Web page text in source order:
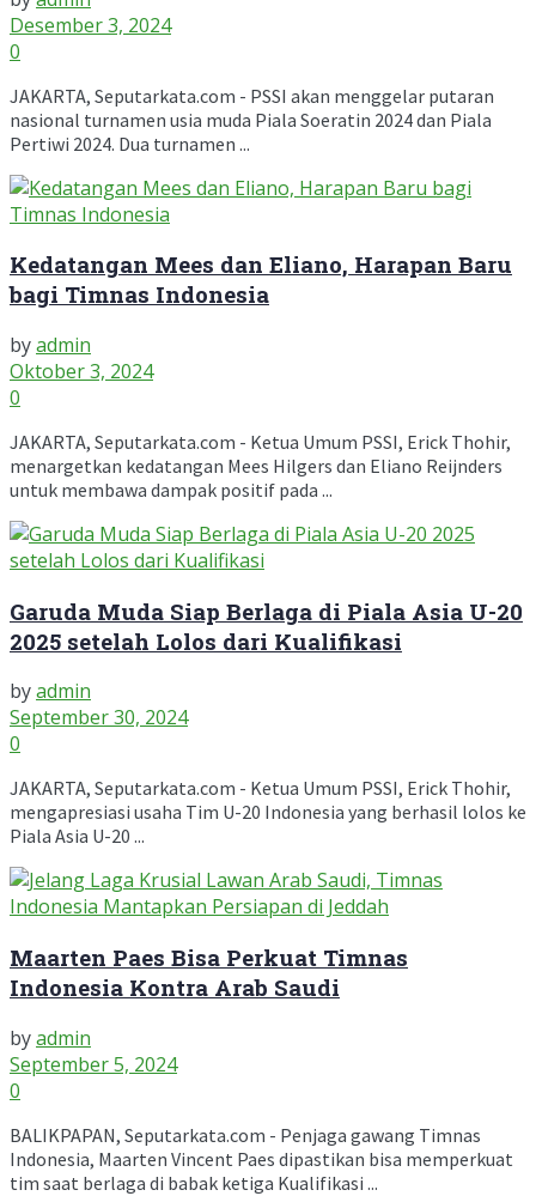
Desember 3, 2024
0
JAKARTA, Seputarkata.com - PSSI akan menggelar putaran
nasional turnamen usia muda Piala Soeratin 2024 dan Piala
Pertiwi 2024. Dua turnamen ...
Kedatangan Mees dan Eliano, Harapan Baru
bagi Timnas Indonesia
byadmin
Oktober 3, 2024
0
JAKARTA, Seputarkata.com - Ketua Umum PSSI, Erick Thohir,
menargetkan kedatangan Mees Hilgers dan Eliano Reijnders
untuk membawa dampak positif pada ...
Garuda Muda Siap Berlaga di Piala Asia U-20
2025 setelah Lolos dari Kualifikasi
byadmin
September 30, 2024
0
JAKARTA, Seputarkata.com - Ketua Umum PSSI, Erick Thohir,
mengapresiasi usaha Tim U-20 Indonesia yang berhasil lolos ke
Piala Asia U-20 ...
Maarten Paes Bisa Perkuat Timnas
Indonesia Kontra Arab Saudi
byadmin
September 5, 2024
0
BALIKPAPAN, Seputarkata.com - Penjaga gawang Timnas
Indonesia, Maarten Vincent Paes dipastikan bisa memperkuat
tim saat berlaga di babak ketiga Kualifikasi ...